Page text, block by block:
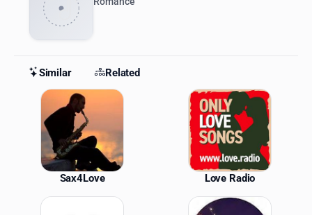
Similar Related
Similar Stations
Sax4Love Love Radio